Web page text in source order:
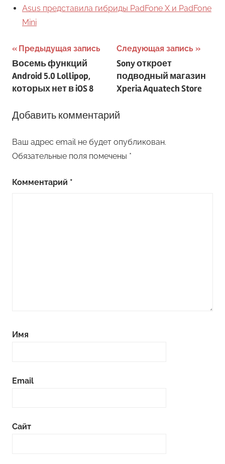
Asus представила гибриды PadFone X и PadFone
Mini
Навигация
по
записям
Предыдущая запись
Восемь функций
Android 5.0 Lollipop,
которых нет в iOS 8
Следующая запись
Sony откроет
подводный магазин
Xperia Aquatech Store
Добавить комментарий
Ваш адрес email не будет опубликован.
Обязательные поля помечены *
Комментарий *
Имя
Email
Сайт